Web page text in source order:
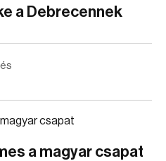
a Debrecennek
a magyar csapat